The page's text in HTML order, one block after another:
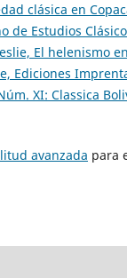
clásica en
de Estudios
El helenismo
Ediciones
XI: Classica
avanzada para